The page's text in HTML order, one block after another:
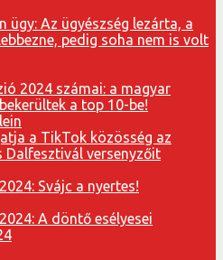
ügy: Az ügyészség lezárta, a
pedig soha nem is volt
2024 számai: a magyar
a top 10-be!
a TikTok közösség az
Dalfesztivál versenyzőit
Svájc a nyertes!
A döntő esélyesei